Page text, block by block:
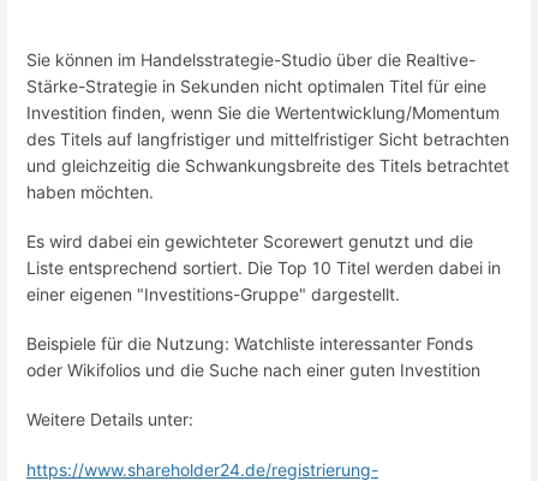
Sie können im Handelsstrategie-Studio über die Realtive-
Stärke-Strategie in Sekunden nicht optimalen Titel für eine
Investition finden, wenn Sie die Wertentwicklung/Momentum
des Titels auf langfristiger und mittelfristiger Sicht betrachten
und gleichzeitig die Schwankungsbreite des Titels betrachtet
haben möchten.
Es wird dabei ein gewichteter Scorewert genutzt und die
Liste entsprechend sortiert. Die Top 10 Titel werden dabei in
einer eigenen "Investitions-Gruppe" dargestellt.
Beispiele für die Nutzung: Watchliste interessanter Fonds
oder Wikifolios und die Suche nach einer guten Investition
Weitere Details unter:
https://www.shareholder24.de/registrierung-